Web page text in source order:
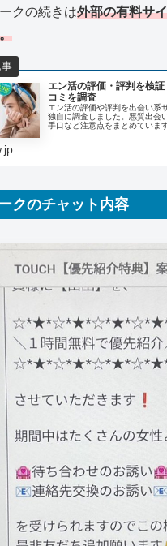
クの続きは外部の有料サ
エン活の評価・評判を検
コミを調査
エン活の評価や評判を出会い系
独自に調査しました。悪質出会
手口など注意点をまとめています
クのチャット内容